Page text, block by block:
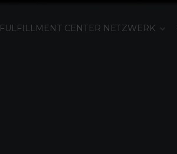
FULFILLMENT CENTER NETZWERK